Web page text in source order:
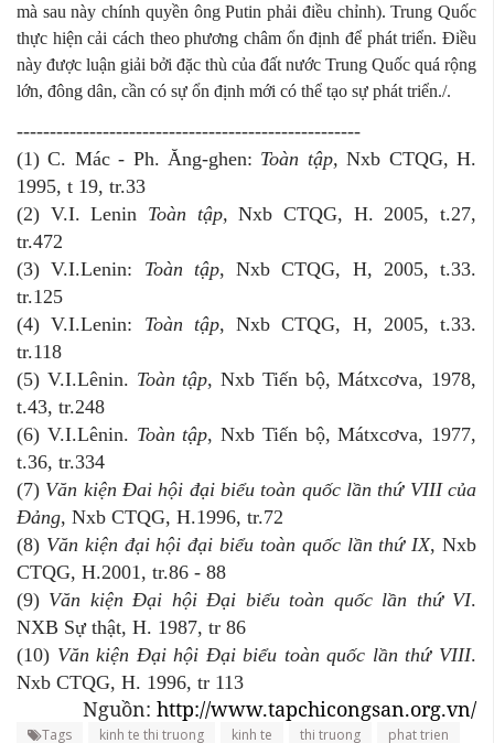
mà sau này chính quyền ông Putin phải điều chỉnh). Trung Quốc
thực hiện cải cách theo phương châm ổn định để phát triển. Điều
này được luận giải bởi đặc thù của đất nước Trung Quốc quá rộng
lớn, đông dân, cần có sự ổn định mới có thể tạo sự phát triển./.
----------------------------------------------------
(1) C. Mác - Ph. Ăng-ghen: Toàn tập, Nxb CTQG, H.
1995, t 19, tr.33
(2) V.I. Lenin Toàn tập, Nxb CTQG, H. 2005, t.27,
tr.472
(3) V.I.Lenin: Toàn tập, Nxb CTQG, H, 2005, t.33.
tr.125
(4) V.I.Lenin: Toàn tập, Nxb CTQG, H, 2005, t.33.
tr.118
(5) V.I.Lênin. Toàn tập, Nxb Tiến bộ, Mátxcơva, 1978,
t.43, tr.248
(6) V.I.Lênin. Toàn tập, Nxb Tiến bộ, Mátxcơva, 1977,
t.36, tr.334
(7) Văn kiện Đai hội đại biểu toàn quốc lần thứ VIII của
Đảng, Nxb CTQG, H.1996, tr.72
(8) Văn kiện đại hội đại biểu toàn quốc lần thứ IX, Nxb
CTQG, H.2001, tr.86 - 88
(9) Văn kiện Đại hội Đại biểu toàn quốc lần thứ VI.
NXB Sự thật, H. 1987, tr 86
(10) Văn kiện Đại hội Đại biểu toàn quốc lần thứ VIII.
Nxb CTQG, H. 1996, tr 113
Nguồn: http://www.tapchicongsan.org.vn/
Tags kinh te thi truong kinh te thi truong phat trien